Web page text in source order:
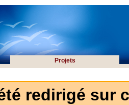
Projets
redirigé sur